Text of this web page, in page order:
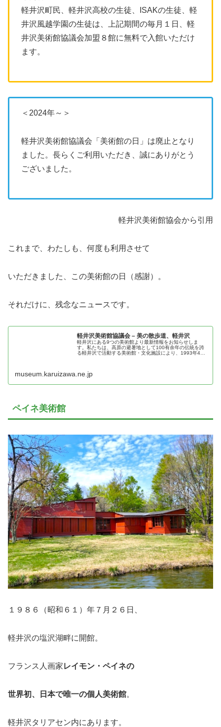
軽井沢町民、軽井沢高校の生徒、ISAKの生徒、軽
井沢風越学園の生徒は、上記期間の毎月１日、軽
井沢美術館協議会加盟８館に無料で入館いただけ
ます。
＜2024年～＞
軽井沢美術館協議会「美術館の日」は廃止となり
ました。長らくご利用いただき、誠にありがとう
ございました。
軽井沢美術館協会から引用
これまで、わたしも、何度も利用させて
いただきました、この美術館の日（感謝）。
それだけに、残念なニュースです。
軽井沢美術館協議会 – 美の散歩道、軽井沢
軽井沢にある9つの美術館より最新情報をお知らせしま
す。私たちは、高原の避暑地として100有余年の伝統を誇
る軽井沢で活動する美術館・文化施設により、1993年4月
museum.karuizawa.ne.jp
ペイネ美術館
１９８６（昭和６１）年７月２６日、
軽井沢の塩沢湖畔に開館。
フランス人画家レイモン・ペイネの
世界初、日本で唯一の個人美術館。
軽井沢タリアセン内にあります。